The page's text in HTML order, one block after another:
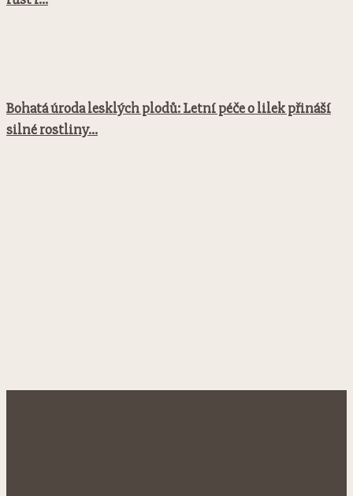
Bohatá úroda lesklých plodů: Letní péče o lilek přináší
silné rostliny...